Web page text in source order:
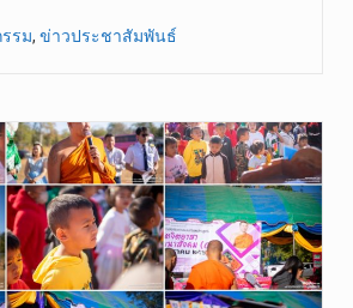
รม, ข่าวประชาสัมพันธ์